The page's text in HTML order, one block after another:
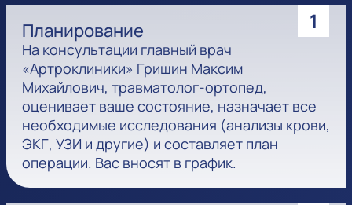
1
Планирование
На консультации главный врач
«Артроклиники» Гришин Максим
Михайлович, травматолог-ортопед,
оценивает ваше состояние, назначает все
необходимые исследования (анализы крови,
ЭКГ, УЗИ и другие) и составляет план
операции. Вас вносят в график.